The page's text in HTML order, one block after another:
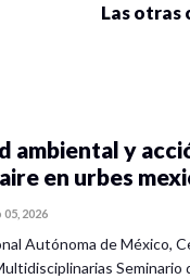
Las otras
ambiental y
en urbes
05, 2026
Autónoma de México,
Seminario